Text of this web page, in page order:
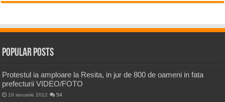
Popular Posts
Protestul ia amploare la Resita, in jur de 800 de oameni in fata
prefecturii VIDEO/FOTO
19 ianuarie 2012 54